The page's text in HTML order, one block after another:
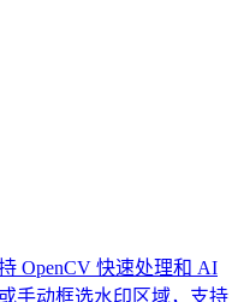
OpenCV 快速处理和 AI
手动框选水印区域，支持